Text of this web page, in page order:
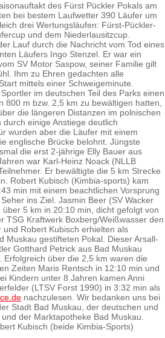
des Fürst Pückler Pokals am
bei bestem Laufwetter 390 Läufer um
drei Wertungsläufen: Fürst-Pückler-
und dem Niederlausitzcup.
Lauf durch die Nachricht vom Tod eines
Läufers Ingo Stenzel. Er war ein
SV Motor Saspow, seiner Familie gilt
Ihm zu Ehren gedachten alle
mittels einer Schweigeminute.
im deutschen Teil des Parks einen
800 m bzw. 2,5 km zu bewältigen hatten,
die längeren Distanzen im polnischen
durch einige Anstiege deutlich
wurden aber die Läufer mit einem
englische Brücke belohnt. Jüngste
die erst 2-jährige Elly Bauer aus
war Karl-Heinz Noack (NLLB
Er bewältigte die 5 km Strecke
Robert Kubisch (Kimbia-sports) kam
min mit einem beachtlichen Vorsprung
ins Ziel. Jasmin Beer (SV Wacker
5 km in 20:10 min, dicht gefolgt von
TSG Kraftwerk Boxberg/Weißwasser den
und Robert Kubisch erhielten als
Muskau gestifteten Pokal. Dieser Arsall-
Gotthard Petrick aus Bad Muskau
über die 2,5 km waren die
Zeiten Maris Rentsch in 12:10 min und
Kindern unter 8 Jahren kamen Anni
(LTSV Forst 1990) in 3:32 min als
nachzulesen. Wir bedanken uns bei
Stadt Bad Muskau, der deutschen und
der Marktapotheke Bad Muskau.
Kubisch (beide Kimbia-Sports)